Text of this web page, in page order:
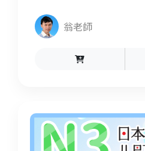
驗！此課程更設有 Q&A
前同學們可以向老師發問
法上的疑問和加深對所學
翁老師